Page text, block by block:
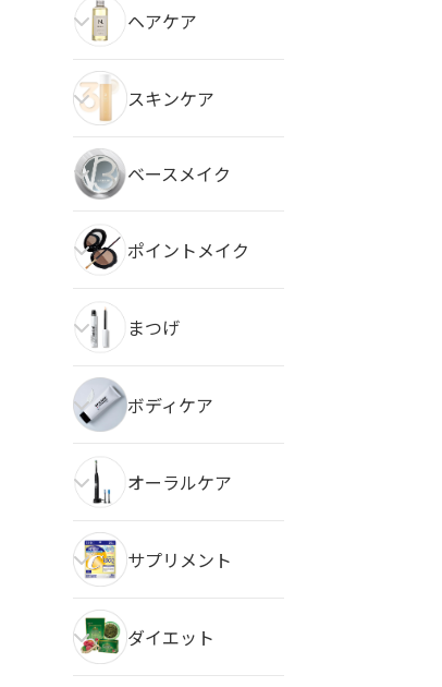
ヘアケア
スキンケア
ベースメイク
ポイントメイク
まつげ
ボディケア
オーラルケア
サプリメント
ダイエット